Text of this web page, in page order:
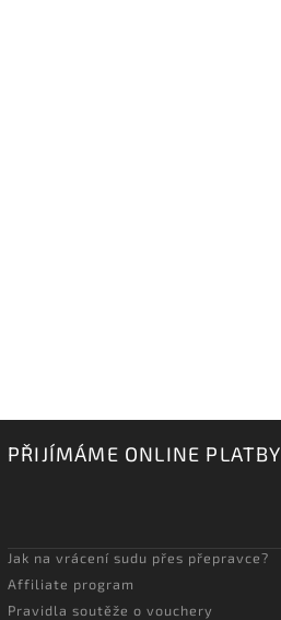
PŘIJÍMÁME ONLINE PLATBY
Jak na vrácení sudu přes přepravce?
Affiliate program
Pravidla soutěže o vouchery